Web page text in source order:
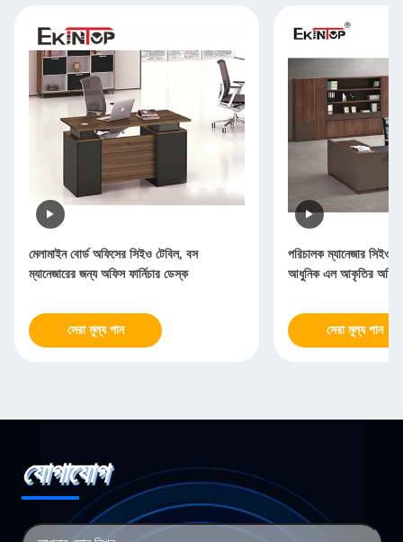
মেলামাইন বোর্ড অফিসের সিইও টেবিল, বস
ম্যানেজারের জন্য অফিস ফার্নিচার ডেস্ক
সেরা মূল্য পান
পরিচালক ম্যানেজার
আধুনিক এল আকৃতির
সেরা মূল্য পান
যোগাযোগ